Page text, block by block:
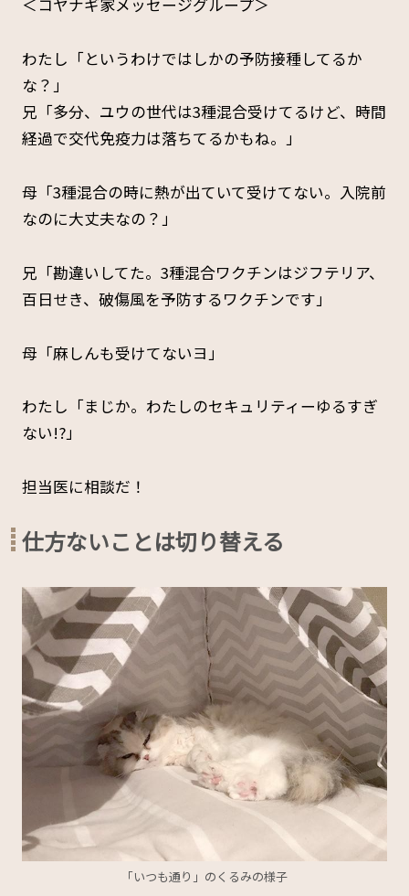
＜コヤナギ家メッセージグループ＞
わたし「というわけではしかの予防接種してるか
な？」
兄「多分、ユウの世代は3種混合受けてるけど、時間
経過で交代免疫力は落ちてるかもね。」
母「3種混合の時に熱が出ていて受けてない。入院前
なのに大丈夫なの？」
兄「勘違いしてた。3種混合ワクチンはジフテリア、
百日せき、破傷風を予防するワクチンです」
母「麻しんも受けてないヨ」
わたし「まじか。わたしのセキュリティーゆるすぎ
ない!?」
担当医に相談だ！
仕方ないことは切り替える
「いつも通り」のくるみの様子